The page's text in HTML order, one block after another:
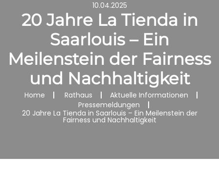
10.04.2025
20 Jahre La Tienda in
Saarlouis – Ein
Meilenstein der Fairness
und Nachhaltigkeit
Home Rathaus
Aktuelle Informationen
Pressemeldungen
20 Jahre La Tienda in Saarlouis – Ein Meilenstein der
Fairness und Nachhaltigkeit